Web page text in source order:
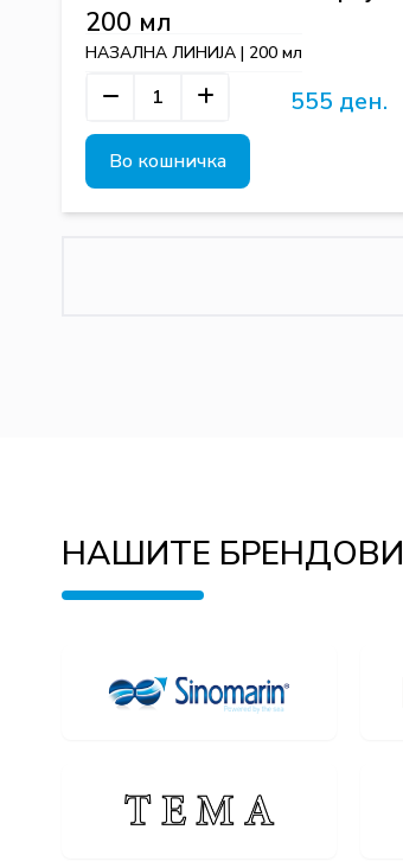
200 мл
НАЗАЛНА ЛИНИЈА | 200 мл
555 ден.
Во кошничка
НАШИТЕ БРЕНДОВИ